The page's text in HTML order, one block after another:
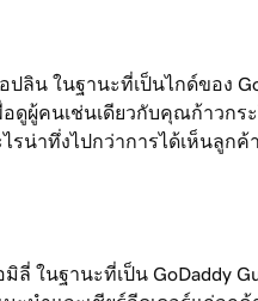
ปลิน ในฐานะที่เป็นไกด์ของ
อดูผู้คนเช่นเดียวกับคุณก้าวกร
ไรน่าทึ่งไปกว่าการได้เห็นลูกค้
ลี่ ในฐานะที่เป็น GoDaddy